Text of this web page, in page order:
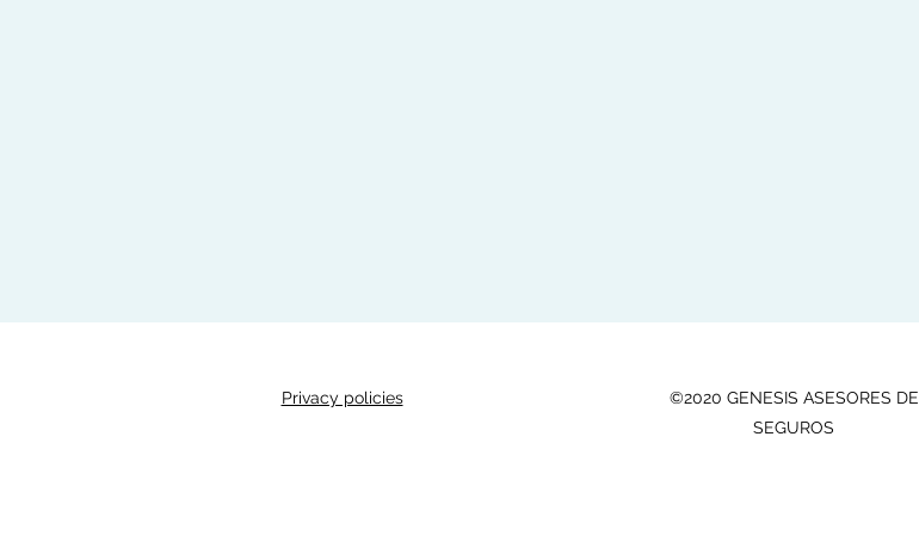
Privacy policies
©2020 GENESIS ASESORES DE
SEGUROS